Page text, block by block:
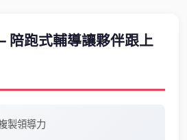
陪跑式輔導讓夥伴跟上
製領導力